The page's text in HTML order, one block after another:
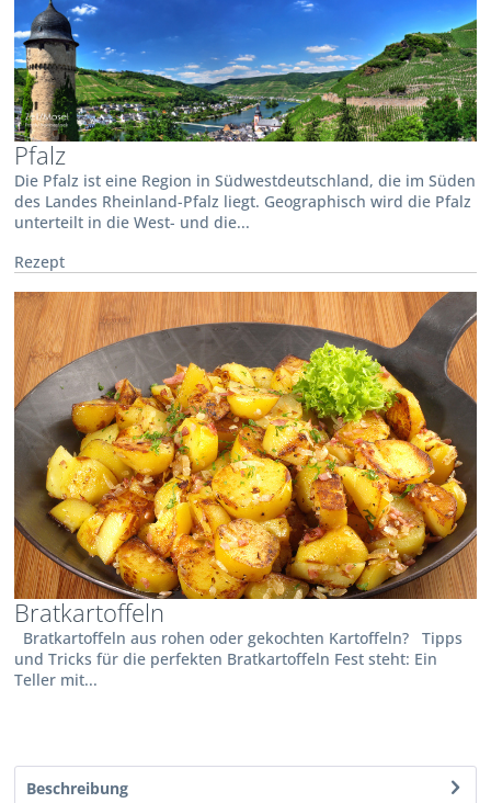
Pfalz
Die Pfalz ist eine Region in Südwestdeutschland, die im Süden
des Landes Rheinland-Pfalz liegt. Geographisch wird die Pfalz
unterteilt in die West- und die...
Rezept
Bratkartoffeln
Bratkartoffeln aus rohen oder gekochten Kartoffeln? Tipps
und Tricks für die perfekten Bratkartoffeln Fest steht: Ein
Teller mit...
Beschreibung